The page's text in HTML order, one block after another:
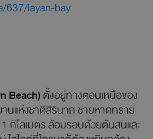
มชาติไว้ได้อย่างสมบูรณ์ มีต้นไม้
นเหมาะแก่การพักผ่อน เช่น เดิน
ดินเล่นแบบชิล ๆ บนเกาะกะลา
าน้ำลดได้ที่
637/layan-bay